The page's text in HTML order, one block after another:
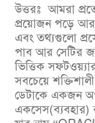
উত্তরঃ আমরা
প্রয়োজন পড়ে
এবং তথ্যগুলো
পাব আর সেটির
ভিত্তিক
সবচেয়ে
ডেটাকে একজন
একসেস(ব্যবহার)